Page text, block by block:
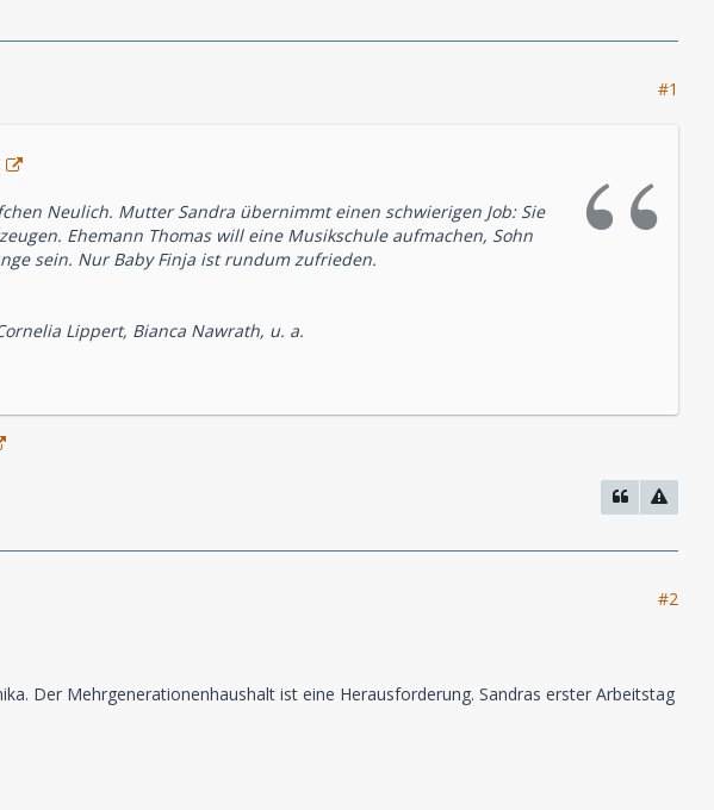
#1
Neulich. Mutter Sandra übernimmt einen schwierigen Job: Sie
Ehemann Thomas will eine Musikschule aufmachen, Sohn
sein. Nur Baby Finja ist rundum zufrieden.
Lippert, Bianca Nawrath, u. a.
#2
Der Mehrgenerationenhaushalt ist eine Herausforderung. Sandras erster Arbeitstag